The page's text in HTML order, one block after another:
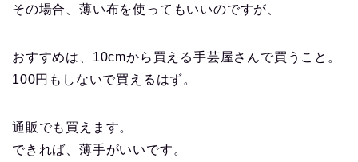
その場合、薄い布を使ってもいいのですが、
おすすめは、10cmから買える手芸屋さんで買うこと。
100円もしないで買えるはず。
通販でも買えます。
できれば、薄手がいいです。